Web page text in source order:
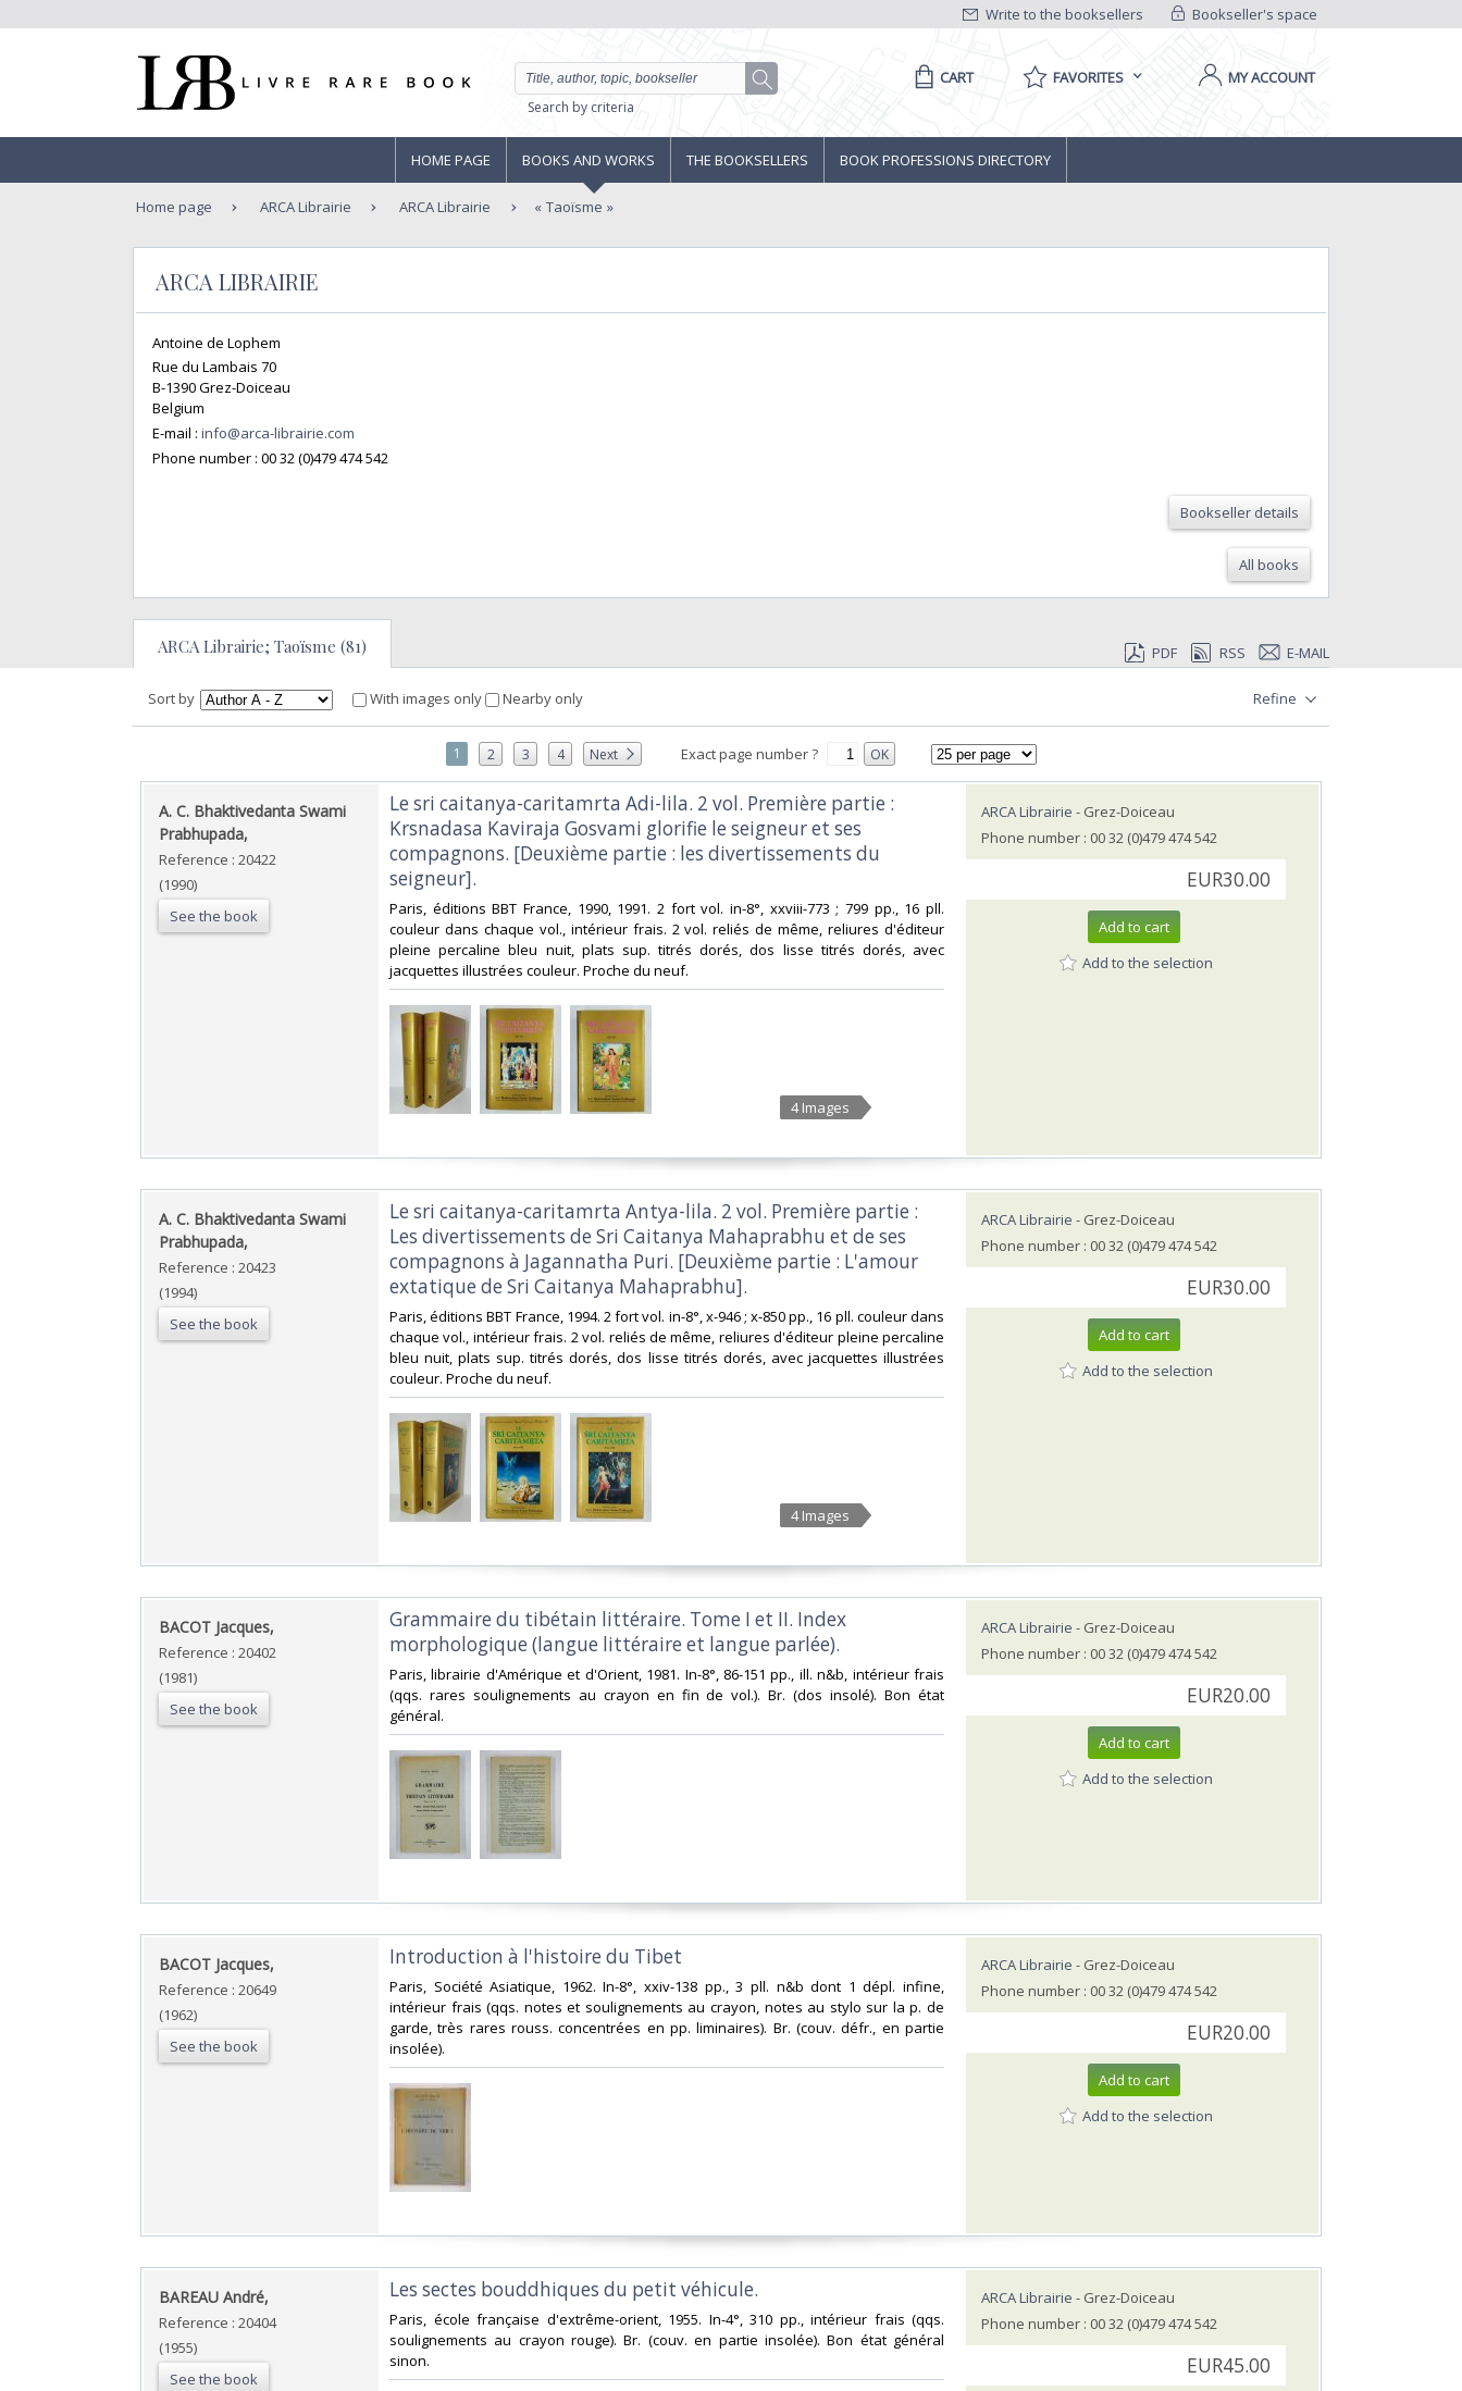
Bookseller's space
Write to the booksellers
Search by criteria
CART FAVORITES MY ACCOUNT
HOME PAGE BOOKS AND WORKS THE BOOKSELLERS BOOK PROFESSIONS DIRECTORY
Home page ARCA Librairie ARCA Librairie Taoïsme
ARCA LIBRAIRIE
Antoine de Lophem
Rue du Lambais 70
B-1390 Grez-Doiceau
Belgium
E-mail : info@arca-librairie.com
Phone number : 00 32 (0)479 474 542
Bookseller details
All books
ARCA Librairie; Taoïsme (81) PDF RSS E-MAIL
Sort by With images only Nearby only Refine
1 2 3 4 Next Exact page number ? OK
‎A. C. Bhaktivedanta Swami
Prabhupada,‎
Reference : 20422
(1990)
See the book
‎Le sri caitanya-caritamrta Adi-lila. 2 vol. Première partie :
Krsnadasa Kaviraja Gosvami glorifie le seigneur et ses
compagnons. [Deuxième partie : les divertissements du
seigneur].‎
‎Paris, éditions BBT France, 1990, 1991. 2 fort vol. in-8°, xxviii-773 ; 799 pp., 16 pll.
couleur dans chaque vol., intérieur frais. 2 vol. reliés de même, reliures d'éditeur
pleine percaline bleu nuit, plats sup. titrés dorés, dos lisse titrés dorés, avec
jacquettes illustrées couleur. Proche du neuf.‎
4 Images
ARCA Librairie - Grez-Doiceau
Phone number : 00 32 (0)479 474 542
EUR30.00
Add to cart
Add to the selection
‎A. C. Bhaktivedanta Swami
Prabhupada,‎
Reference : 20423
(1994)
See the book
‎Le sri caitanya-caritamrta Antya-lila. 2 vol. Première partie :
Les divertissements de Sri Caitanya Mahaprabhu et de ses
compagnons à Jagannatha Puri. [Deuxième partie : L'amour
extatique de Sri Caitanya Mahaprabhu].‎
‎Paris, éditions BBT France, 1994. 2 fort vol. in-8°, x-946 ; x-850 pp., 16 pll. couleur dans
chaque vol., intérieur frais. 2 vol. reliés de même, reliures d'éditeur pleine percaline
bleu nuit, plats sup. titrés dorés, dos lisse titrés dorés, avec jacquettes illustrées
couleur. Proche du neuf.‎
4 Images
ARCA Librairie - Grez-Doiceau
Phone number : 00 32 (0)479 474 542
EUR30.00
Add to cart
Add to the selection
‎BACOT Jacques,‎
Reference : 20402
(1981)
See the book
‎Grammaire du tibétain littéraire. Tome I et II. Index
morphologique (langue littéraire et langue parlée).‎
‎Paris, librairie d'Amérique et d'Orient, 1981. In-8°, 86-151 pp., ill. n&b, intérieur frais
(qqs. rares soulignements au crayon en fin de vol.). Br. (dos insolé). Bon état
général.‎
ARCA Librairie - Grez-Doiceau
Phone number : 00 32 (0)479 474 542
EUR20.00
Add to cart
Add to the selection
‎BACOT Jacques,‎
Reference : 20649
(1962)
See the book
‎Introduction à l'histoire du Tibet‎
‎Paris, Société Asiatique, 1962. In-8°, xxiv-138 pp., 3 pll. n&b dont 1 dépl. infine,
intérieur frais (qqs. notes et soulignements au crayon, notes au stylo sur la p. de
garde, très rares rouss. concentrées en pp. liminaires). Br. (couv. défr., en partie
insolée).‎
ARCA Librairie - Grez-Doiceau
Phone number : 00 32 (0)479 474 542
EUR20.00
Add to cart
Add to the selection
‎BAREAU André,‎
Reference : 20404
(1955)
See the book
‎Les sectes bouddhiques du petit véhicule.‎
‎Paris, école française d'extrême-orient, 1955. In-4°, 310 pp., intérieur frais (qqs.
soulignements au crayon rouge). Br. (couv. en partie insolée). Bon état général
sinon.‎
ARCA Librairie - Grez-Doiceau
Phone number : 00 32 (0)479 474 542
EUR45.00